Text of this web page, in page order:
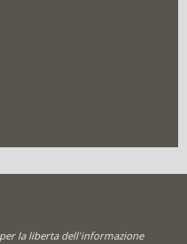
la liberta dell'informazione